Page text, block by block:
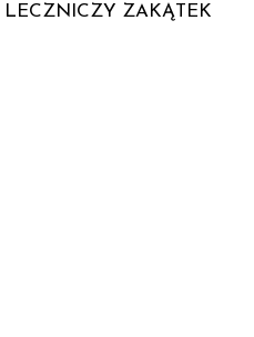
LECZNICZY ZAKĄTEK